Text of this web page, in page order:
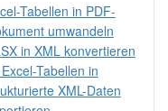
Tabellen in PDF-
umwandeln
in XML konvertieren
Tabellen in
XML-Daten